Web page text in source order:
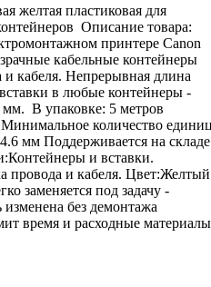
желтая пластиковая для
Описание товара:
принтере Canon
кабельные контейнеры
и кабеля. Непрерывная длина
в любые контейнеры -
В упаковке: 5 метров
количество
мм Поддерживается на
и вставки.
провода и кабеля. Цвет:Желтый
заменяется под задачу -
без демонтажа
время и расходные материалы